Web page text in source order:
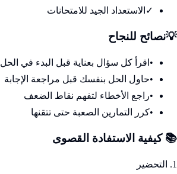
✓ الاستعداد الجيد للامتحانات
💡نصائح للنجاح
• اقرأ كل سؤال بعناية قبل البدء في الحل
•حاول الحل بنفسك قبل مراجعة الإجابة
•راجع الأخطاء لتفهم نقاط الضعف
•كرر التمارين الصعبة حتى تتقنها
📚 كيفية الاستفادة القصوى
1. التحضير